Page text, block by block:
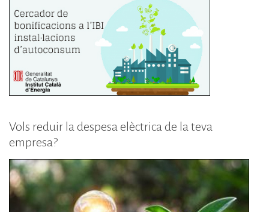
Vols reduir la despesa elèctrica de la teva
empresa?